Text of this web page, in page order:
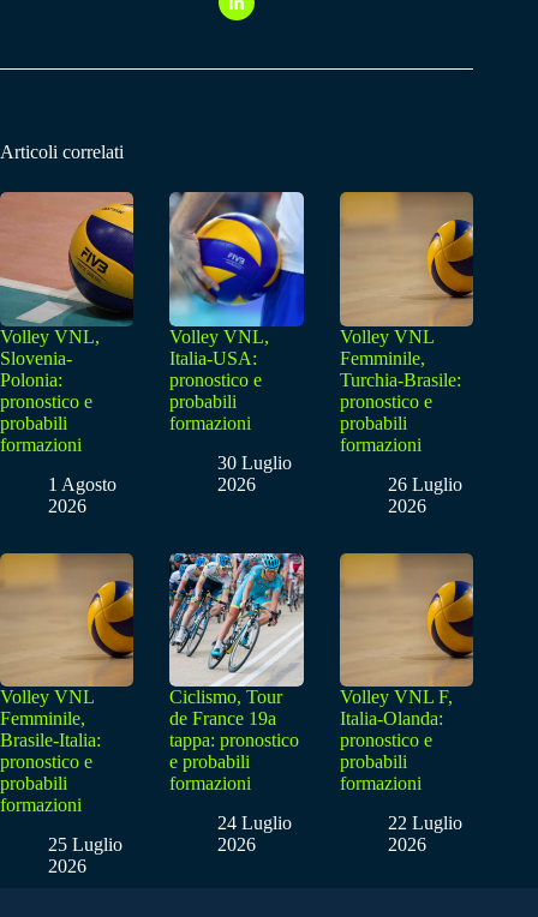
Articoli correlati
Volley VNL,
Slovenia-
Polonia:
pronostico e
probabili
formazioni
1 Agosto
2026
Volley VNL,
Italia-USA:
pronostico e
probabili
formazioni
30 Luglio
2026
Volley VNL
Femminile,
Turchia-Brasile:
pronostico e
probabili
formazioni
26 Luglio
2026
Volley VNL
Femminile,
Brasile-Italia:
pronostico e
probabili
formazioni
25 Luglio
2026
Ciclismo, Tour
de France 19a
tappa: pronostico
e probabili
formazioni
24 Luglio
2026
Volley VNL F,
Italia-Olanda:
pronostico e
probabili
formazioni
22 Luglio
2026